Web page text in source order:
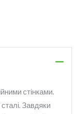
стінками.
сталі. Завдяки